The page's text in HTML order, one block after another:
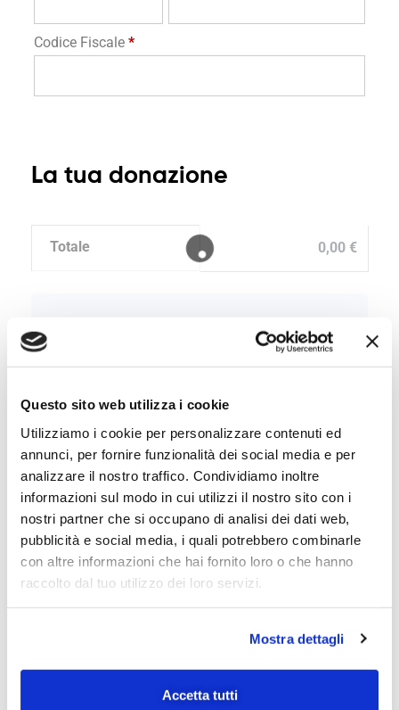
Questo sito web utilizza i cookie
Utilizziamo i cookie per personalizzare contenuti ed
annunci, per fornire funzionalità dei social media e per
analizzare il nostro traffico. Condividiamo inoltre
informazioni sul modo in cui utilizzi il nostro sito con i
nostri partner che si occupano di analisi dei dati web,
pubblicità e social media, i quali potrebbero combinarle
con altre informazioni che hai fornito loro o che hanno
raccolto dal tuo utilizzo dei loro servizi.
Mostra dettagli
Accetta tutti
Codice Fiscale *
La tua donazione
Totale 0,00 €
elaborare il tuo ordine, supportare la tua
esperienza su questo sito web e per altri scopi
Dona
LA TUA DONAZIONE